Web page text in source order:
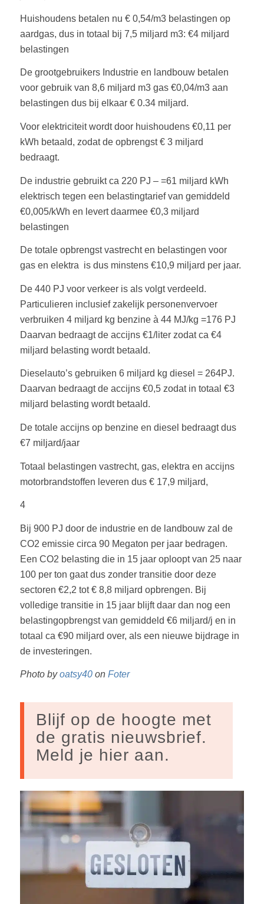
Huishoudens betalen nu € 0,54/m3 belastingen op
aardgas, dus in totaal bij 7,5 miljard m3: €4 miljard
belastingen
De grootgebruikers Industrie en landbouw betalen
voor gebruik van 8,6 miljard m3 gas €0,04/m3 aan
belastingen dus bij elkaar € 0.34 miljard.
Voor elektriciteit wordt door huishoudens €0,11 per
kWh betaald, zodat de opbrengst € 3 miljard
bedraagt.
De industrie gebruikt ca 220 PJ – =61 miljard kWh
elektrisch tegen een belastingtarief van gemiddeld
€0,005/kWh en levert daarmee €0,3 miljard
belastingen
De totale opbrengst vastrecht en belastingen voor
gas en elektra is dus minstens €10,9 miljard per jaar.
De 440 PJ voor verkeer is als volgt verdeeld.
Particulieren inclusief zakelijk personenvervoer
verbruiken 4 miljard kg benzine à 44 MJ/kg =176 PJ
Daarvan bedraagt de accijns €1/liter zodat ca €4
miljard belasting wordt betaald.
Dieselauto’s gebruiken 6 miljard kg diesel = 264PJ.
Daarvan bedraagt de accijns €0,5 zodat in totaal €3
miljard belasting wordt betaald.
De totale accijns op benzine en diesel bedraagt dus
€7 miljard/jaar
Totaal belastingen vastrecht, gas, elektra en accijns
motorbrandstoffen leveren dus € 17,9 miljard,
4
Bij 900 PJ door de industrie en de landbouw zal de
CO2 emissie circa 90 Megaton per jaar bedragen.
Een CO2 belasting die in 15 jaar oploopt van 25 naar
100 per ton gaat dus zonder transitie door deze
sectoren €2,2 tot € 8,8 miljard opbrengen. Bij
volledige transitie in 15 jaar blijft daar dan nog een
belastingopbrengst van gemiddeld €6 miljard/j en in
totaal ca €90 miljard over, als een nieuwe bijdrage in
de investeringen.
Photo byoatsy40on Foter
Blijf op de hoogte met
de gratis nieuwsbrief.
Meld je hier aan.